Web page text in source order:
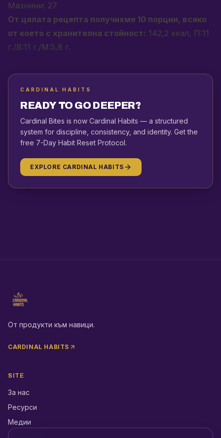
Мазнини: 27
От цялата рецепта получихме 10 порции, всяко
от което с хранителна стойност: 142,2 ккал, П:11
г./В:11 г./М:5,8 г.
CARDINAL HABITS
READY TO GO DEEPER?
Cardinal Bites is now Cardinal Habits — a structured
system for discipline, consistency, and identity. Get the
free 7-Day Habit Reset Protocol.
EXPLORE CARDINAL HABITS
От продукти към навици.
CARDINAL HABITS
SITE
За нас
Ресурси
Медии